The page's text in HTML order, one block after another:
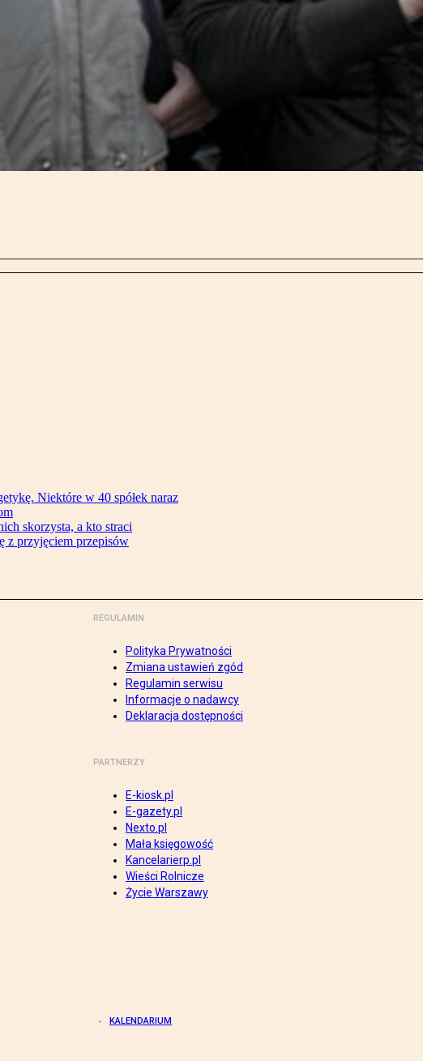
Niektóre w 40 spółek naraz
skorzysta, a kto straci
z przyjęciem przepisów
REGULAMIN
Polityka Prywatności
Zmiana ustawień zgód
Regulamin serwisu
Informacje o nadawcy
Deklaracja dostępności
PARTNERZY
E-kiosk.pl
E-gazety.pl
Nexto.pl
Mała księgowość
Kancelarierp.pl
Wieści Rolnicze
Życie Warszawy
KALENDARIUM